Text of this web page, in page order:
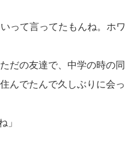
って言ってたもんね。ホワ
だの友達で、中学の時の同
んでたんで久しぶりに会っ
」